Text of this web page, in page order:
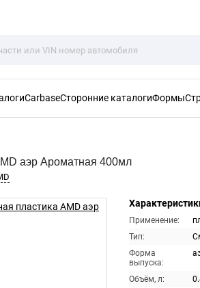
CarbaseСторонние каталогиФормы
аэр Ароматная 400мл
Применение:
Тип:
Форма
выпуска:
Объём, л: